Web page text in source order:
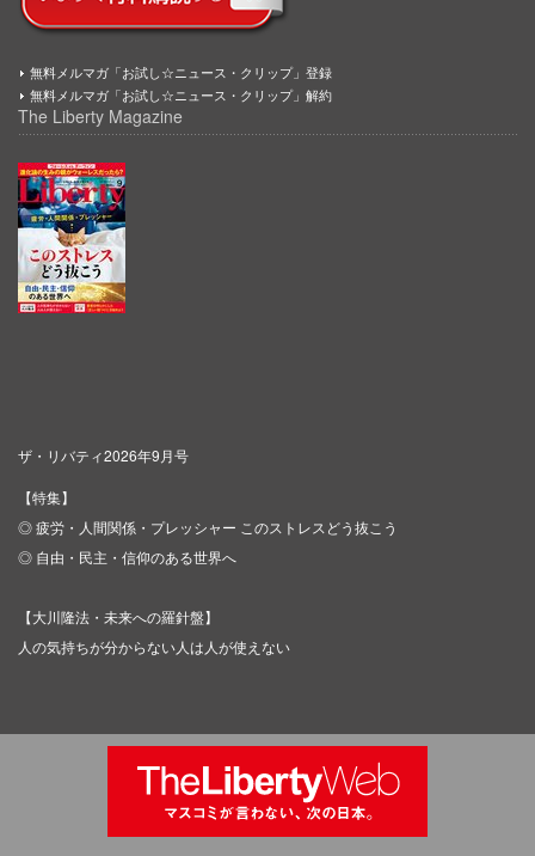
無料メルマガ「お試し☆ニュース・クリップ」登録
無料メルマガ「お試し☆ニュース・クリップ」解約
The Liberty Magazine
ザ・リバティ2026年9月号
【特集】
◎ 疲労・人間関係・プレッシャー このストレスどう抜こう
◎ 自由・民主・信仰のある世界へ
【大川隆法・未来への羅針盤】
人の気持ちが分からない人は人が使えない